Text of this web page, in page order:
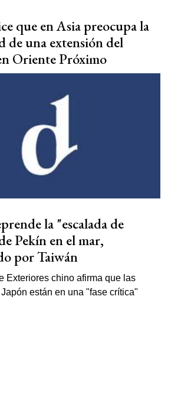
que en Asia preocupa la
de una extensión del
Oriente Próximo
la "escalada de
Pekín en el mar,
por Taiwán